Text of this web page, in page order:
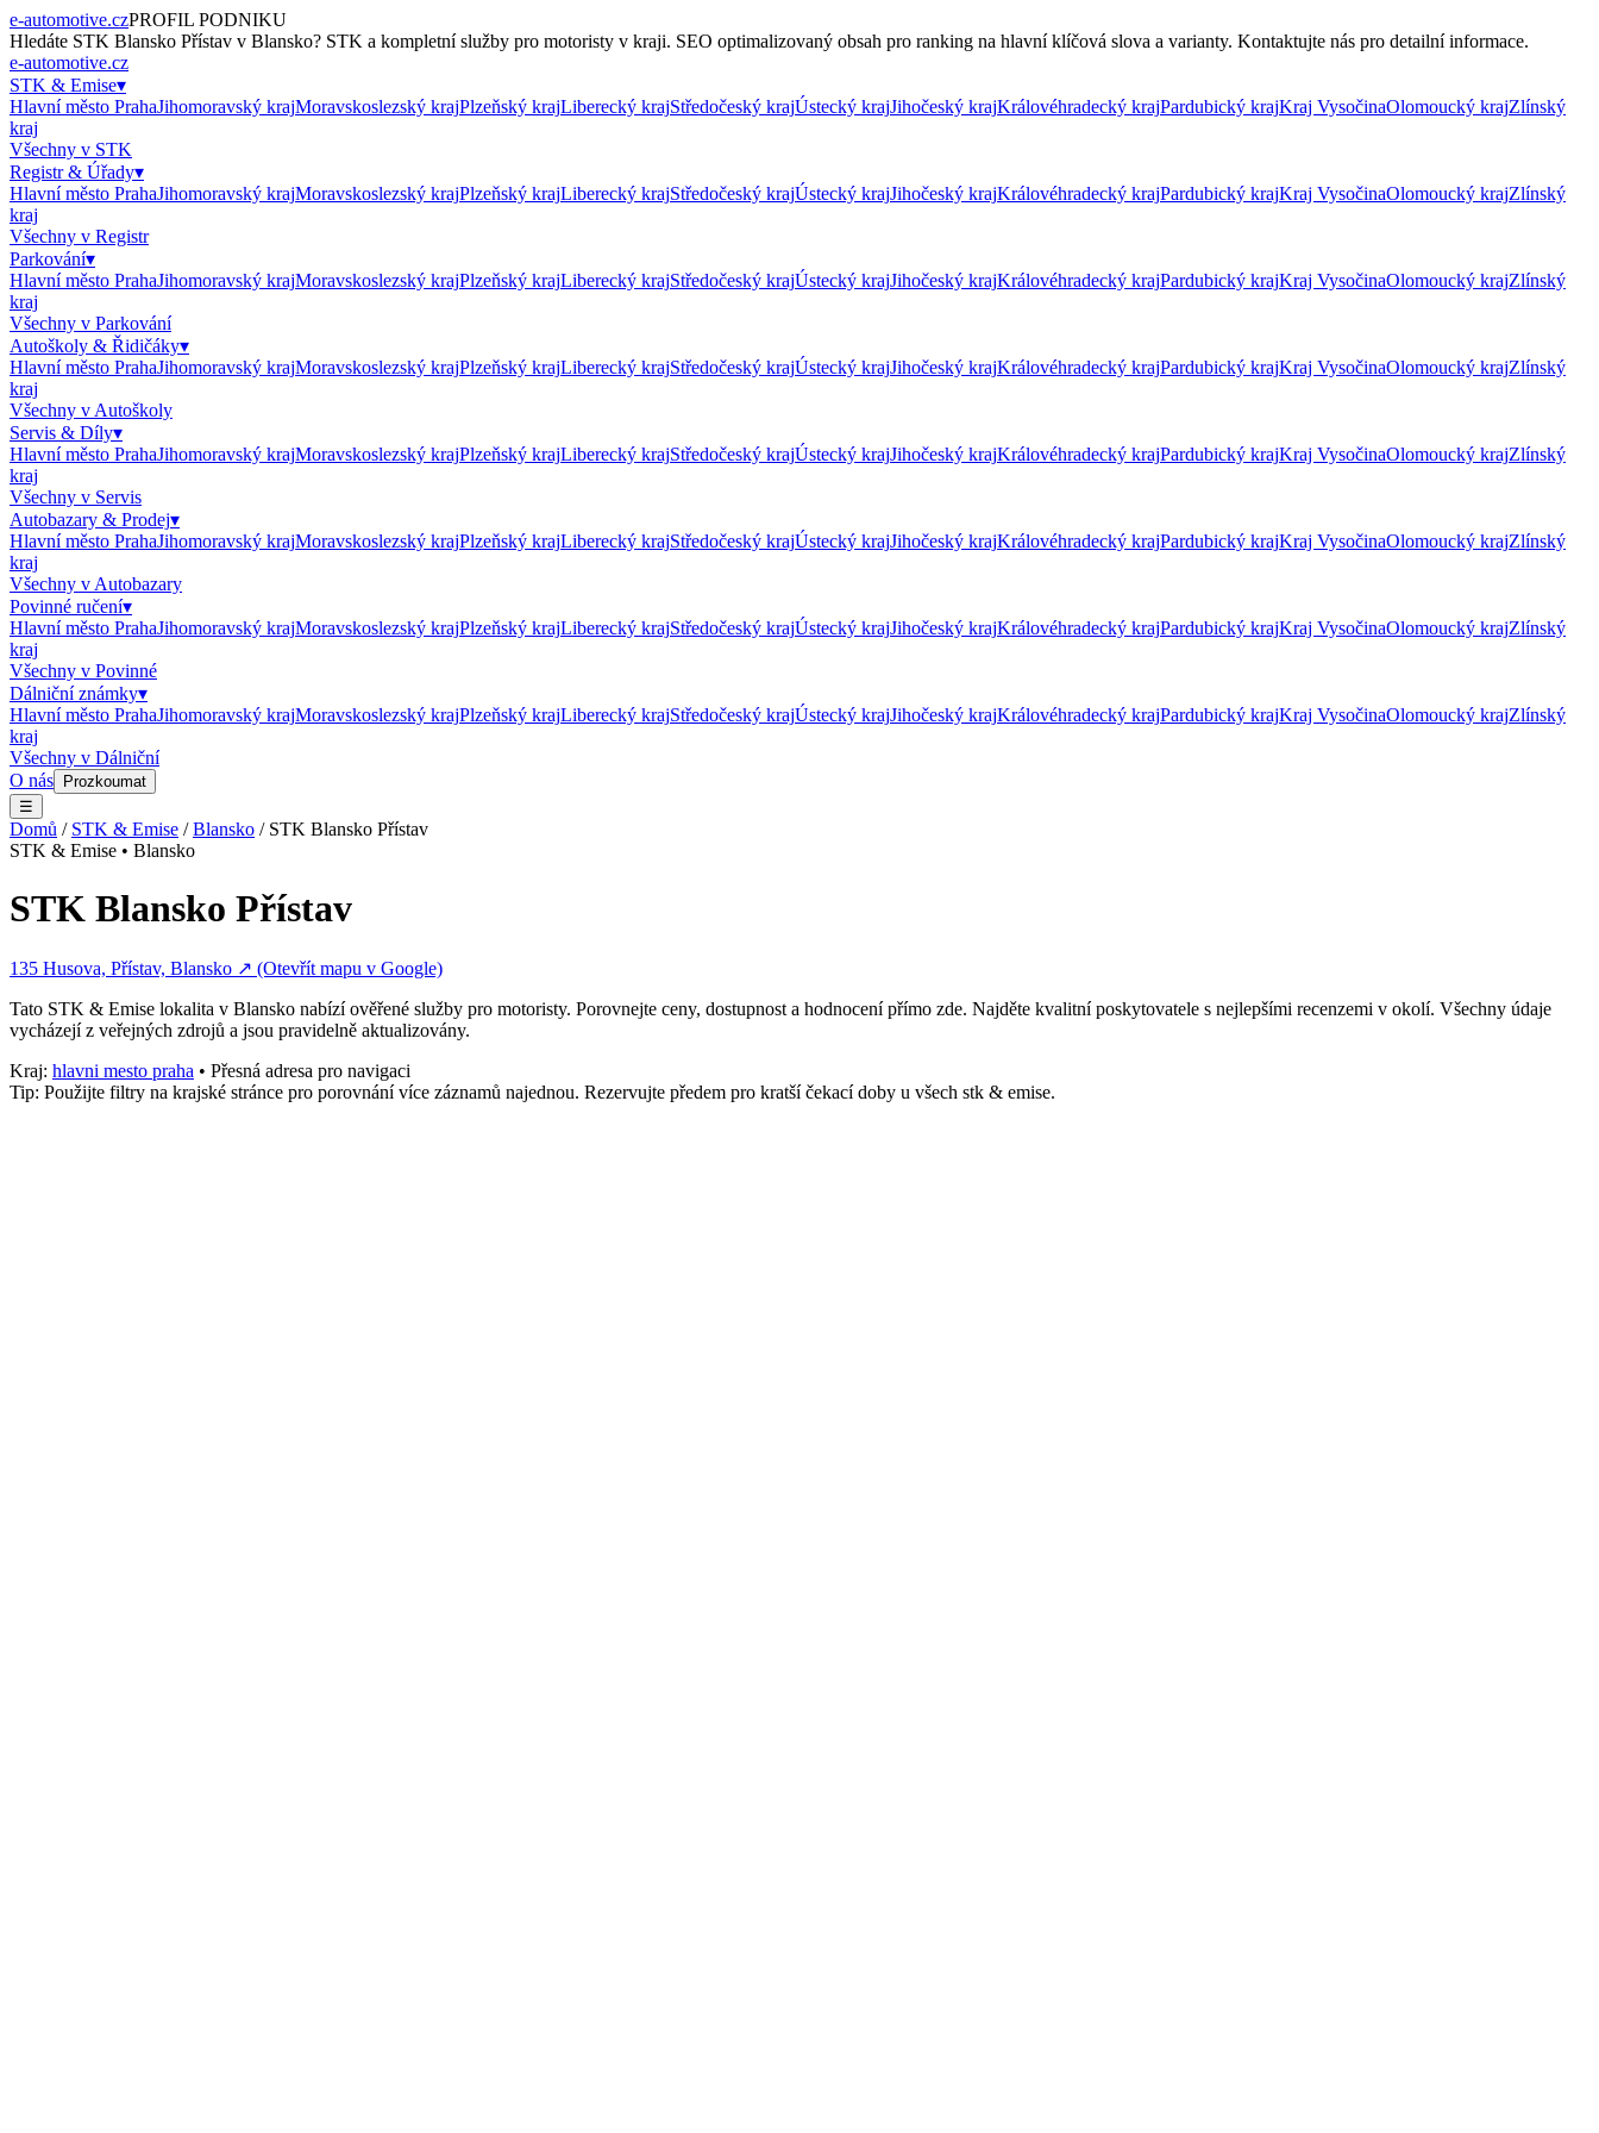
e-automotive.czPROFIL PODNIKU
Hledáte STK Blansko Přístav v Blansko? STK a kompletní služby pro motoristy v kraji. SEO optimalizovaný obsah pro ranking na hlavní klíčová slova a varianty. Kontaktujte nás pro detailní informace.
e-automotive.cz
STK & Emise▾
Hlavní město PrahaJihomoravský krajMoravskoslezský krajPlzeňský krajLiberecký krajStředočeský krajÚstecký krajJihočeský krajKrálovéhradecký krajPardubický krajKraj VysočinaOlomoucký krajZlínský
kraj
Všechny v STK
Registr & Úřady▾
Hlavní město PrahaJihomoravský krajMoravskoslezský krajPlzeňský krajLiberecký krajStředočeský krajÚstecký krajJihočeský krajKrálovéhradecký krajPardubický krajKraj VysočinaOlomoucký krajZlínský
kraj
Všechny v Registr
Parkování▾
Hlavní město PrahaJihomoravský krajMoravskoslezský krajPlzeňský krajLiberecký krajStředočeský krajÚstecký krajJihočeský krajKrálovéhradecký krajPardubický krajKraj VysočinaOlomoucký krajZlínský
kraj
Všechny v Parkování
Autoškoly & Řidičáky▾
Hlavní město PrahaJihomoravský krajMoravskoslezský krajPlzeňský krajLiberecký krajStředočeský krajÚstecký krajJihočeský krajKrálovéhradecký krajPardubický krajKraj VysočinaOlomoucký krajZlínský
kraj
Všechny v Autoškoly
Servis & Díly▾
Hlavní město PrahaJihomoravský krajMoravskoslezský krajPlzeňský krajLiberecký krajStředočeský krajÚstecký krajJihočeský krajKrálovéhradecký krajPardubický krajKraj VysočinaOlomoucký krajZlínský
kraj
Všechny v Servis
Autobazary & Prodej▾
Hlavní město PrahaJihomoravský krajMoravskoslezský krajPlzeňský krajLiberecký krajStředočeský krajÚstecký krajJihočeský krajKrálovéhradecký krajPardubický krajKraj VysočinaOlomoucký krajZlínský
kraj
Všechny v Autobazary
Povinné ručení▾
Hlavní město PrahaJihomoravský krajMoravskoslezský krajPlzeňský krajLiberecký krajStředočeský krajÚstecký krajJihočeský krajKrálovéhradecký krajPardubický krajKraj VysočinaOlomoucký krajZlínský
kraj
Všechny v Povinné
Dálniční známky▾
Hlavní město PrahaJihomoravský krajMoravskoslezský krajPlzeňský krajLiberecký krajStředočeský krajÚstecký krajJihočeský krajKrálovéhradecký krajPardubický krajKraj VysočinaOlomoucký krajZlínský
kraj
Všechny v Dálniční
O nás
Prozkoumat
☰
Domů / STK & Emise /Blansko / STK Blansko Přístav
STK & Emise • Blansko
STK Blansko Přístav
135 Husova, Přístav, Blansko ↗ (Otevřít mapu v Google)
Tato STK & Emise lokalita v Blansko nabízí ověřené služby pro motoristy. Porovnejte ceny, dostupnost a hodnocení přímo zde. Najděte kvalitní poskytovatele s nejlepšími recenzemi v okolí. Všechny údaje
vycházejí z veřejných zdrojů a jsou pravidelně aktualizovány.
Kraj: hlavni mesto praha • Přesná adresa pro navigaci
Tip: Použijte filtry na krajské stránce pro porovnání více záznamů najednou. Rezervujte předem pro kratší čekací doby u všech stk & emise.